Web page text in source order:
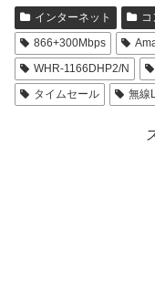
インターネット コ
866+300Mbps
WHR-1166DHP2/N
タイムセール
無線